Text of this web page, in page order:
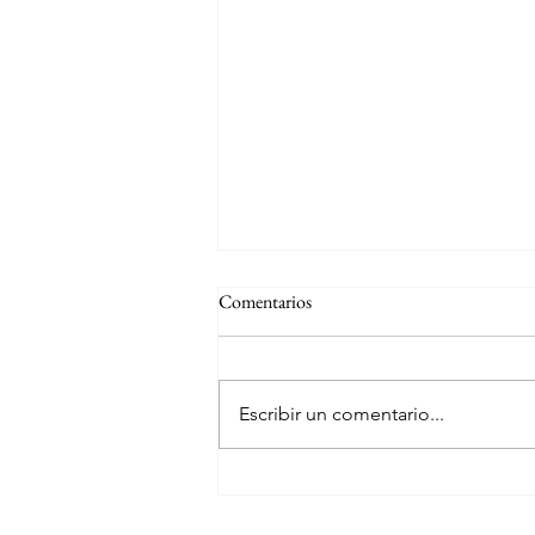
Comentarios
Escribir un comentario...